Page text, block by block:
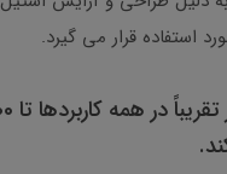
استفاده قرار می گیرد.